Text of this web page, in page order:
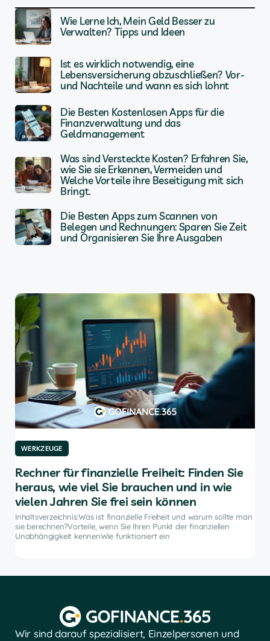
Wie Lerne Ich, Mein Geld Besser zu
Verwalten? Tipps und Ideen
Ist es wirklich notwendig, eine
Lebensversicherung abzuschließen? Vor-
und Nachteile und wann es sich lohnt
Die Besten Kostenlosen Apps für die
Finanzverwaltung und das
Geldmanagement
Was sind Versteckte Kosten? Erfahren Sie,
wie Sie sie Erkennen, Vermeiden und
Welche Vorteile ihre Beseitigung mit sich
Bringt.
Die Besten Apps zum Scannen von
Belegen und Rechnungen: Sparen Sie Zeit
und Organisieren Sie Ihre Ausgaben
WERKZEUGE
Rechner für finanzielle Freiheit: Finden Sie
heraus, wie viel Sie brauchen und in wie
vielen Jahren Sie frei sein können
Inhaltsverzeichnis:Was ist finanzielle Freiheit und warum sollte man
sie berechnen?Vorteile, wenn Sie Ihren Punkt der finanziellen
Unabhängigkeit kennenWie funktioniert ein
Wir sind darauf spezialisiert, Einzelpersonen und